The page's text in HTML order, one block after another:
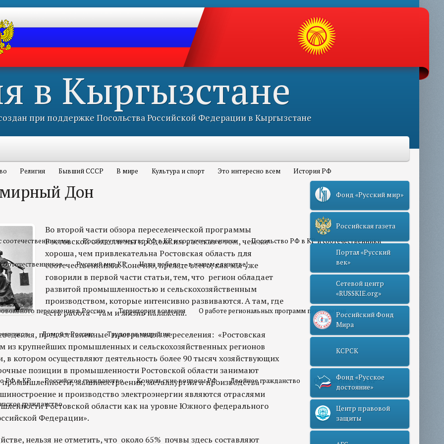
в Кыргызстане
при поддержке Посольства Российской Федерации в Кыргызстане
Религия Бывший СССР В мире Культура и спорт Это интересно всем История РФ
соотечественниками Россотрудничество РФ в КР и соотечественники Посольство РФ в КР и соотечественники
Русский мир КР Наша победа — в нашем единстве!
переселения в Россию Территории вселения О работе региональных программ переселения
Домой в Россию Трудовая миграция
РФ в КР Российское гражданство Консульские вопросы РФ Двойное гражданство Отношения РФ и КР
гражданство
Дон
Во второй части обзора переселенческой программы
Ростовской области мы продолжим рассказ о том, чем же
хороша, чем привлекательна Ростовская область для
соотечественников. Конечно, прежде всего, как мы уже
говорили в первой части статьи, тем, что регион обладает
развитой промышленностью и сельскохозяйственным
производством, которые интенсивно развиваются. А там, где
есть работа – там и жизнь налажена.
предоставленные программой переселения: «Ростовская
из крупнейших промышленных и сельскохозяйственных регионов
в котором осуществляют деятельность более 90 тысяч хозяйствующих
позиции в промышленности Ростовской области занимают
машиностроения, металлургии и производства
и производство электроэнергии являются отраслями
Ростовской области как на уровне Южного федерального
Федерации».
нельзя не отметить, что около 65% почвы здесь составляют
Фонд «Русский мир»
Российская газета
Портал «Русский
век»
Сетевой центр
«RUSSKIE.org»
Российский Фонд
Мира
КСРСК
Фонд «Русское
достояние»
Центр правовой
защиты